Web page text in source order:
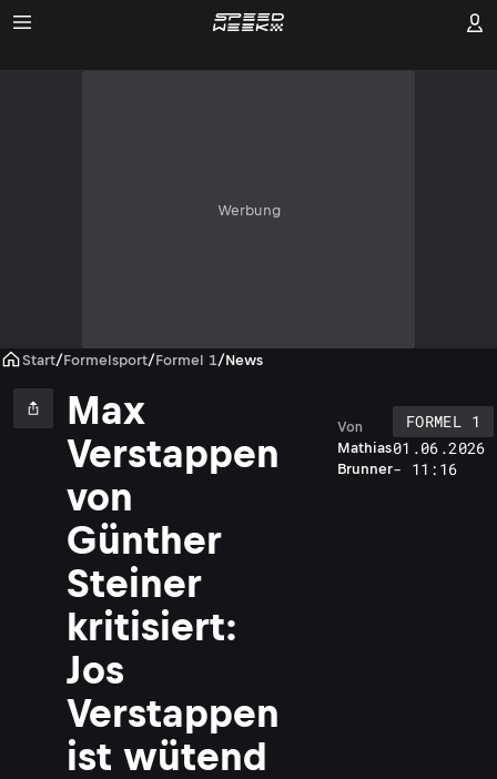
Werbung
Start/Formelsport/Formel 1/News
Max
Verstappen
von
Günther
Steiner
kritisiert:
Jos
Verstappen
ist wütend
Mathias
Brunner
Von
FORMEL 1
01.06.2026
- 11:16